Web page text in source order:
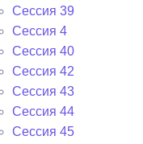
Сессия 39
Сессия 4
Сессия 40
Сессия 42
Сессия 43
Сессия 44
Сессия 45